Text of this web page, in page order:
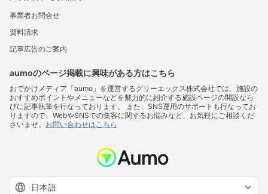
事業者お問合せ
資料請求
記事広告のご案内
aumoのページ掲載に興味がある方はこちら
おでかけメディア「aumo」を運営するグリーエックス株式会社では、施設の
おすすめポイントやメニューなどを魅力的に紹介する施設ページの開設なら
びに記事執筆を行なっております。 また、SNS運用のサポートも行なってお
りますので、WebやSNSでの集客に関するお悩みなど、お気軽にご相談くだ
さいませ。 お問い合わせはこちら